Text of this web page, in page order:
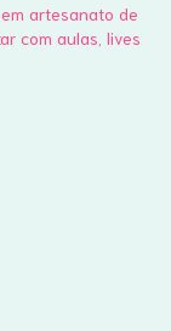
artesanato de
com aulas, lives